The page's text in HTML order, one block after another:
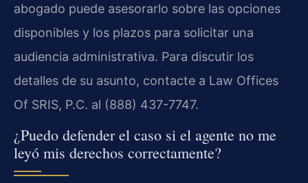
abogado puede asesorarlo sobre las opciones
disponibles y los plazos para solicitar una
audiencia administrativa. Para discutir los
detalles de su asunto, contacte a Law Offices
Of SRIS, P.C. al (888) 437-7747.
¿Puedo defender el caso si el agente no me
leyó mis derechos correctamente?